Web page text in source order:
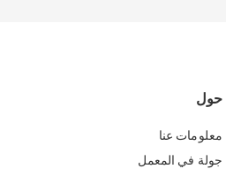
حول
معلومات عنا
جولة في المعمل